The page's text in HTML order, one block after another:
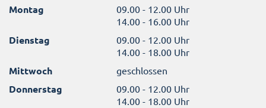
Montag
09.00 - 12.00 Uhr
14.00 - 16.00 Uhr
Dienstag
09.00 - 12.00 Uhr
14.00 - 18.00 Uhr
Mittwoch geschlossen
Donnerstag
09.00 - 12.00 Uhr
14.00 - 18.00 Uhr